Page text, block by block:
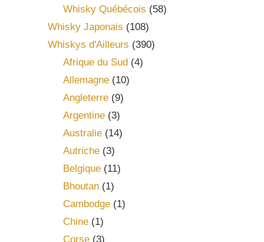
Whisky Québécois (58)
Whisky Japonais (108)
Whiskys d'Ailleurs (390)
Afrique du Sud (4)
Allemagne(10)
Angleterre(9)
Argentine(3)
Australie(14)
Autriche(3)
Belgique(11)
Bhoutan(1)
Cambodge(1)
Chine(1)
Corse(3)